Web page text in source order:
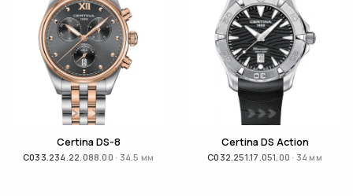
Certina DS-8
C033.234.22.088.00 · 34.5 мм
Certina DS Action
C032.251.17.051.00 · 34 мм